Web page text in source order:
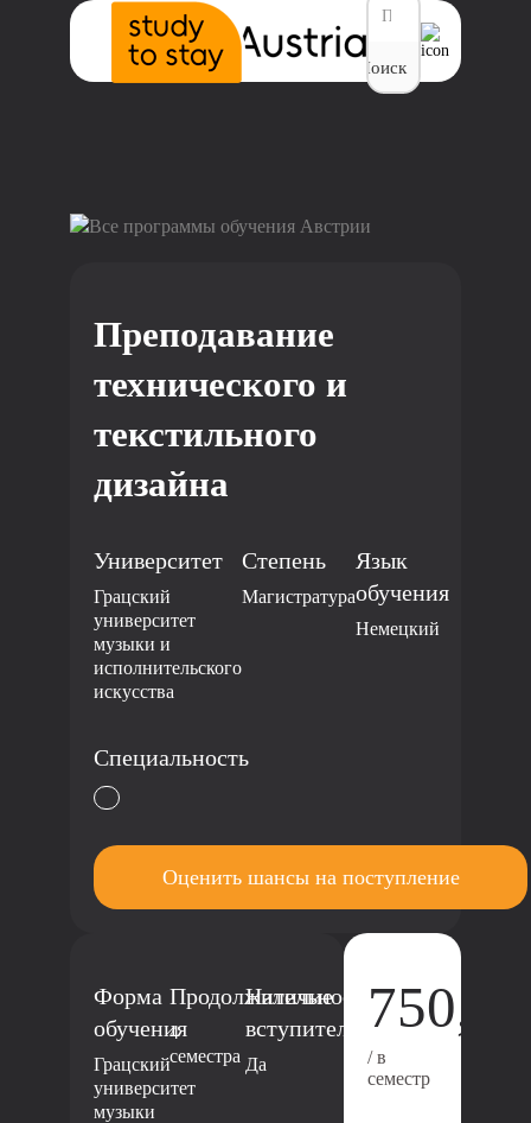
Поиск
Все программы обучения Австрии
Преподавание
технического и
текстильного
дизайна
Университет
Грацский
университет
музыки и
исполнительского
искусства
Степень
Магистратура
Язык
обучения
Немецкий
Специальность
Оценить шансы на поступление
Форма
обучения
Грацский
университет
музыки
Продолжительность
4
семестра
Наличие
вступительного
Да
/ в
семестр